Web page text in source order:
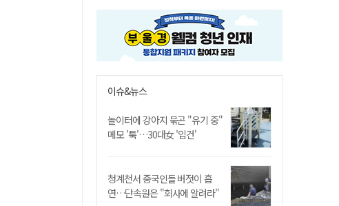
이슈&뉴스
놀이터에 강아지 묶곤 "유기 중"
메모 '툭'…30대女 '입건'
청계천서 중국인들 버젓이 흡
연…단속원은 "회사에 알려라"